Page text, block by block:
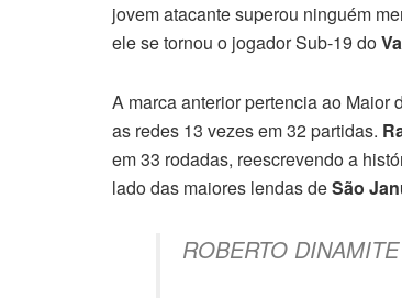
jovem atacante superou ninguém
ele se tornou o jogador Sub-19 do
A marca anterior pertencia ao Maior
as redes 13 vezes em 32 partidas.
em 33 rodadas, reescrevendo a
lado das maiores lendas deSão
ROBERTO